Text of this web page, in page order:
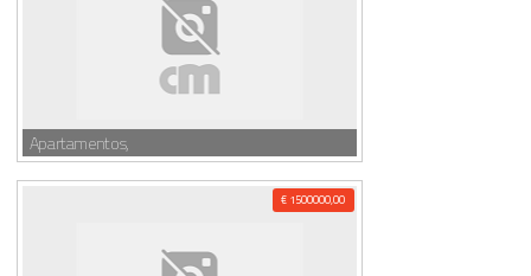
Apartamentos,
€ 1500000,00